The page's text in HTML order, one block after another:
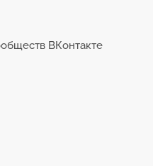
ВКонтакте